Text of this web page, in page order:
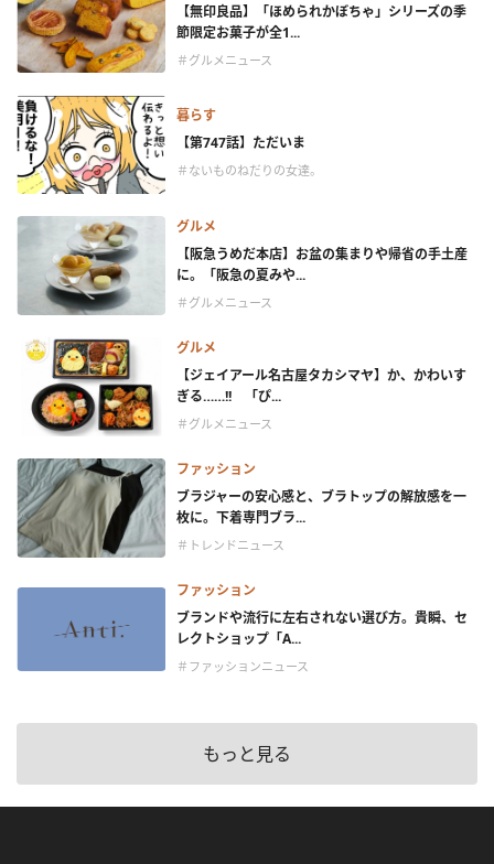
【無印良品】「ほめられかぼちゃ」シリーズの季
節限定お菓子が全1...
＃グルメニュース
暮らす
【第747話】ただいま
＃ないものねだりの女達。
グルメ
【阪急うめだ本店】お盆の集まりや帰省の手土産
に。「阪急の夏みや...
＃グルメニュース
グルメ
【ジェイアール名古屋タカシマヤ】か、かわいす
ぎる……!! 「ぴ...
＃グルメニュース
ファッション
ブラジャーの安心感と、ブラトップの解放感を一
枚に。下着専門ブラ...
＃トレンドニュース
ファッション
ブランドや流行に左右されない選び方。貴瞬、セ
レクトショップ「A...
＃ファッションニュース
もっと見る